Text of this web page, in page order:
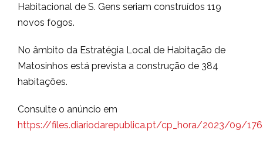
Habitacional de S. Gens seriam construídos 119
novos fogos.
No âmbito da Estratégia Local de Habitação de
Matosinhos está prevista a construção de 384
habitações.
Consulte o anúncio em
https://files.diariodarepublica.pt/cp_hora/2023/09/